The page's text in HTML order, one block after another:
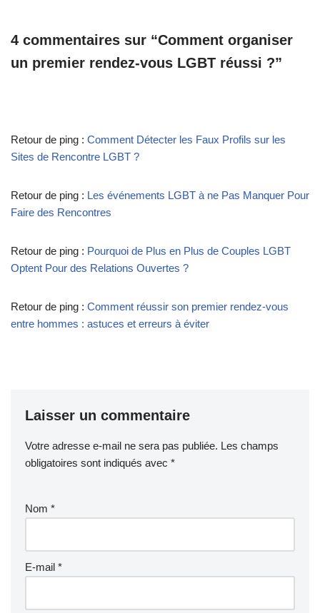
4 commentaires sur “Comment organiser
un premier rendez-vous LGBT réussi ?”
Retour de ping : Comment Détecter les Faux Profils sur les
Sites de Rencontre LGBT ?
Retour de ping : Les événements LGBT à ne Pas Manquer Pour
Faire des Rencontres
Retour de ping : Pourquoi de Plus en Plus de Couples LGBT
Optent Pour des Relations Ouvertes ?
Retour de ping : Comment réussir son premier rendez-vous
entre hommes : astuces et erreurs à éviter
Laisser un commentaire
Votre adresse e-mail ne sera pas publiée. Les champs
obligatoires sont indiqués avec *
Nom *
E-mail *